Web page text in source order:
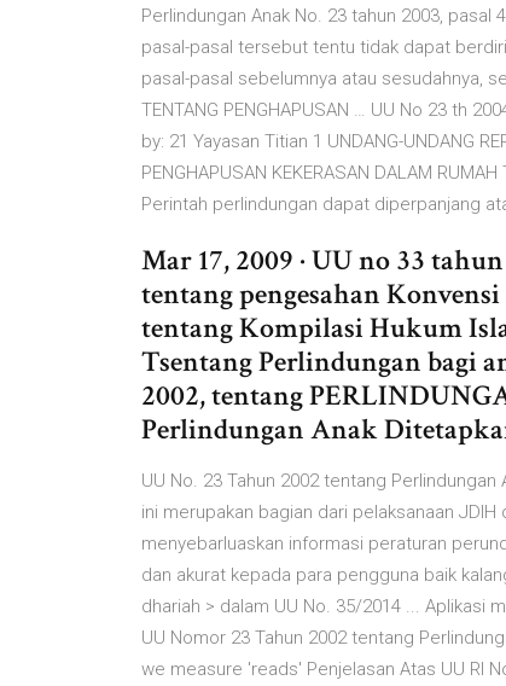
Perlindungan Anak No. 23 tahun 2003,
pasal-pasal tersebut tentu tidak dapat
pasal-pasal sebelumnya atau sesudahnya,
TENTANG PENGHAPUSAN … UU No 23 th
by: 21 Yayasan Titian 1 UNDANG-UNDANG
PENGHAPUSAN KEKERASAN DALAM
Perintah perlindungan dapat diperpanjang
Mar 17, 2009 · UU no 33
tentang pengesahan
tentang Kompilasi Hukum
Tsentang Perlindungan bagi
2002, tentang
Perlindungan Anak
UU No. 23 Tahun 2002 tentang Perlindungan
ini merupakan bagian dari pelaksanaan
menyebarluaskan informasi peraturan
dan akurat kepada para pengguna baik
dhariah > dalam UU No. 35/2014 ... Aplikasi
UU Nomor 23 Tahun 2002 tentang
we measure 'reads' Penjelasan Atas UU RI